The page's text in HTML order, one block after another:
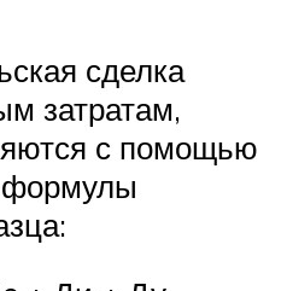
сделка
затратам,
с помощью
формулы